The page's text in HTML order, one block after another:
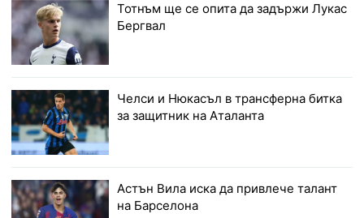
Тотнъм ще се опита да задържи Лукас
Бергвал
Челси и Нюкасъл в трансферна битка
за защитник на Аталанта
Астън Вила иска да привлече талант
на Барселона